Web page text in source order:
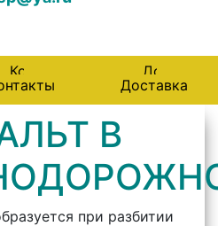
Доставка
В
при разбитии